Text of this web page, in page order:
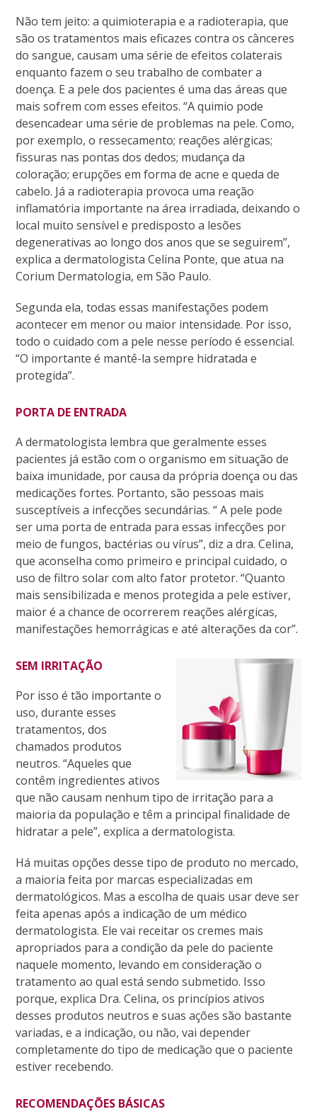
Não tem jeito: a quimioterapia e a radioterapia, que
são os tratamentos mais eficazes contra os cânceres
do sangue, causam uma série de efeitos colaterais
enquanto fazem o seu trabalho de combater a
doença. E a pele dos pacientes é uma das áreas que
mais sofrem com esses efeitos. “A quimio pode
desencadear uma série de problemas na pele. Como,
por exemplo, o ressecamento; reações alérgicas;
fissuras nas pontas dos dedos; mudança da
coloração; erupções em forma de acne e queda de
cabelo. Já a radioterapia provoca uma reação
inflamatória importante na área irradiada, deixando o
local muito sensível e predisposto a lesões
degenerativas ao longo dos anos que se seguirem”,
explica a dermatologista Celina Ponte, que atua na
Corium Dermatologia, em São Paulo.
Segunda ela, todas essas manifestações podem
acontecer em menor ou maior intensidade. Por isso,
todo o cuidado com a pele nesse período é essencial.
“O importante é mantê-la sempre hidratada e
protegida”.
PORTA DE ENTRADA
A dermatologista lembra que geralmente esses
pacientes já estão com o organismo em situação de
baixa imunidade, por causa da própria doença ou das
medicações fortes. Portanto, são pessoas mais
susceptíveis a infecções secundárias. “ A pele pode
ser uma porta de entrada para essas infecções por
meio de fungos, bactérias ou vírus”, diz a dra. Celina,
que aconselha como primeiro e principal cuidado, o
uso de filtro solar com alto fator protetor. “Quanto
mais sensibilizada e menos protegida a pele estiver,
maior é a chance de ocorrerem reações alérgicas,
manifestações hemorrágicas e até alterações da cor”.
SEM IRRITAÇÃO
Por isso é tão importante o
uso, durante esses
tratamentos, dos
chamados produtos
neutros. “Aqueles que
contêm ingredientes ativos
que não causam nenhum tipo de irritação para a
maioria da população e têm a principal finalidade de
hidratar a pele”, explica a dermatologista.
Há muitas opções desse tipo de produto no mercado,
a maioria feita por marcas especializadas em
dermatológicos. Mas a escolha de quais usar deve ser
feita apenas após a indicação de um médico
dermatologista. Ele vai receitar os cremes mais
apropriados para a condição da pele do paciente
naquele momento, levando em consideração o
tratamento ao qual está sendo submetido. Isso
porque, explica Dra. Celina, os princípios ativos
desses produtos neutros e suas ações são bastante
variadas, e a indicação, ou não, vai depender
completamente do tipo de medicação que o paciente
estiver recebendo.
RECOMENDAÇÕES BÁSICAS